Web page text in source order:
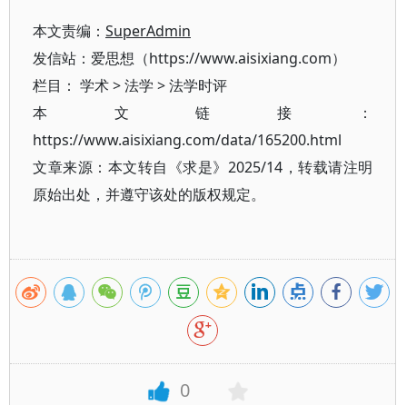
本文责编： SuperAdmin
发信站：爱思想（https://www.aisixiang.com）
栏目： 学术>法学 >法学时评
本文链接：
https://www.aisixiang.com/data/165200.html
文章来源：本文转自《求是》2025/14，转载请注明
原始出处，并遵守该处的版权规定。
0